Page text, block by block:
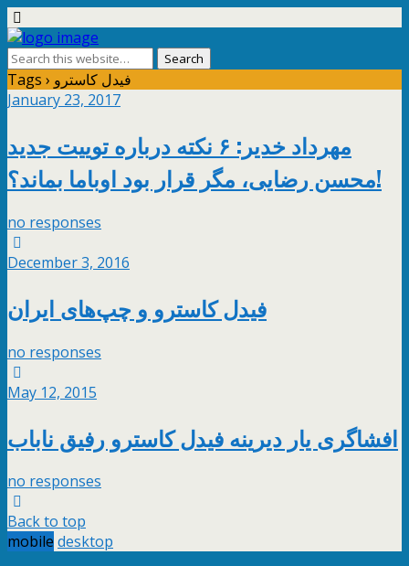
Tags › فیدل کاسترو
January 23, 2017
مهرداد خدیر: ۶ نکته درباره توییت جدید
محسن رضایی، مگر قرار بود اوباما بماند؟!
no responses
December 3, 2016
فیدل کاسترو و چپ‌های ایران
no responses
May 12, 2015
افشاگری یار دیرینه فیدل کاسترو رفیق ناباب
no responses
Back to top
mobile desktop